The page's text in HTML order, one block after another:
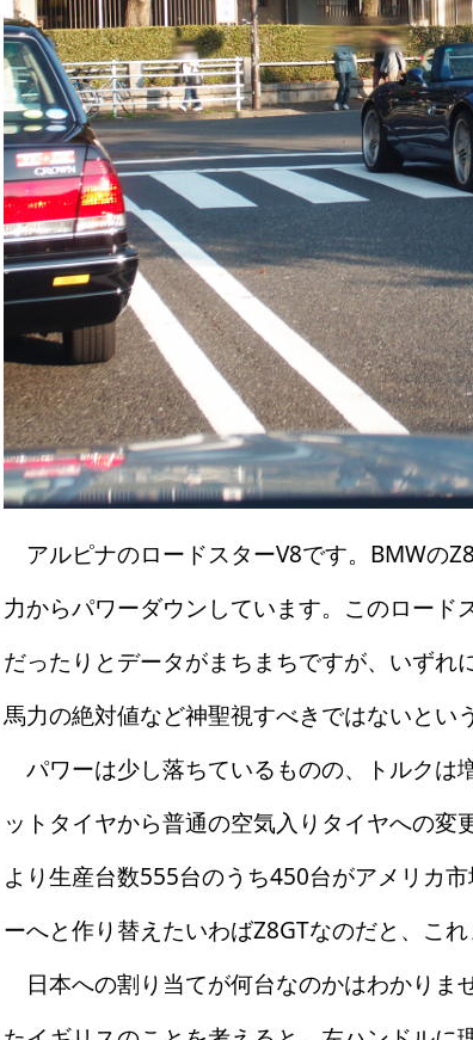
アルピナのロードスターV8です。BMWの
力からパワーダウンしています。このロー
だったりとデータがまちまちですが、いずれ
馬力の絶対値など神聖視すべきではないとい
パワーは少し落ちているものの、トルクは
ットタイヤから普通の空気入りタイヤへの
より生産台数555台のうち450台がアメリカ
ーへと作り替えたいわばZ8GTなのだと、これ
日本への割り当てが何台なのかはわかりま